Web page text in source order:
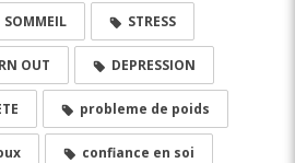
SOMMEIL STRESS
OUT DEPRESSION
probleme de poids
confiance en soi